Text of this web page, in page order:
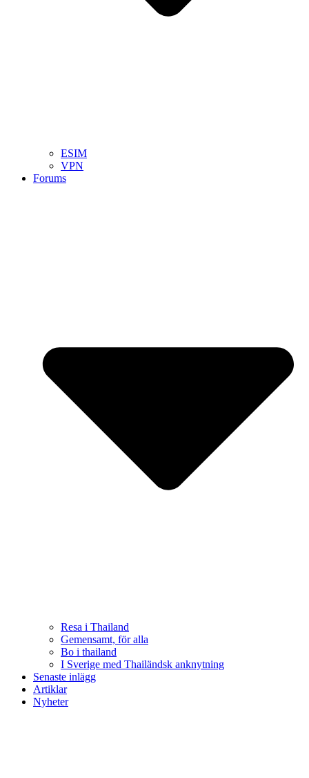
ESIM
VPN
Forums
Resa i Thailand
Gemensamt, för alla
Bo i thailand
I Sverige med Thailändsk anknytning
Senaste inlägg
Artiklar
Nyheter